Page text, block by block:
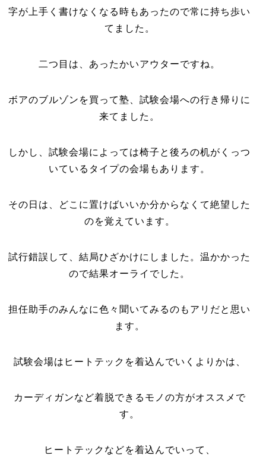
字が上手く書けなくなる時もあったので常に持ち歩い
てました。
二つ目は、あったかいアウターですね。
ボアのブルゾンを買って塾、試験会場への行き帰りに
来てました。
しかし、試験会場によっては椅子と後ろの机がくっつ
いているタイプの会場もあります。
その日は、どこに置けばいいか分からなくて絶望した
のを覚えています。
試行錯誤して、結局ひざかけにしました。温かかった
ので結果オーライでした。
担任助手のみんなに色々聞いてみるのもアリだと思い
ます。
試験会場はヒートテックを着込んでいくよりかは、
カーディガンなど着脱できるモノの方がオススメで
す。
ヒートテックなどを着込んでいって、